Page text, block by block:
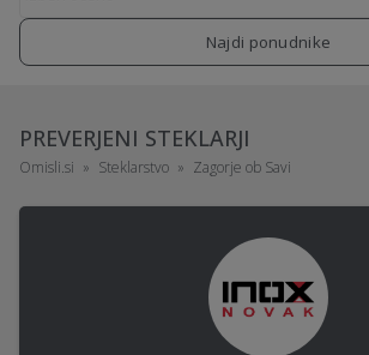
Najdi ponudnike
PREVERJENI STEKLARJI
Omisli.si Steklarstvo Zagorje ob Savi